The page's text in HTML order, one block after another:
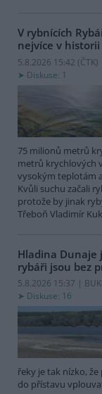
V rybnících
nejvíce v
5.8.2026 15:42 (ČTK)
Diskuse: 1
75 milionů metrů
metrů krychlových
vysokým teplotám
Kvůli suchu začali
protože by jinak
Třeboň Vladimír
Hladina Dunaje
rybáři jsou bez
5.8.2026 15:37 |
Diskuse: 16
řeky je tak nízko,
do přístavu